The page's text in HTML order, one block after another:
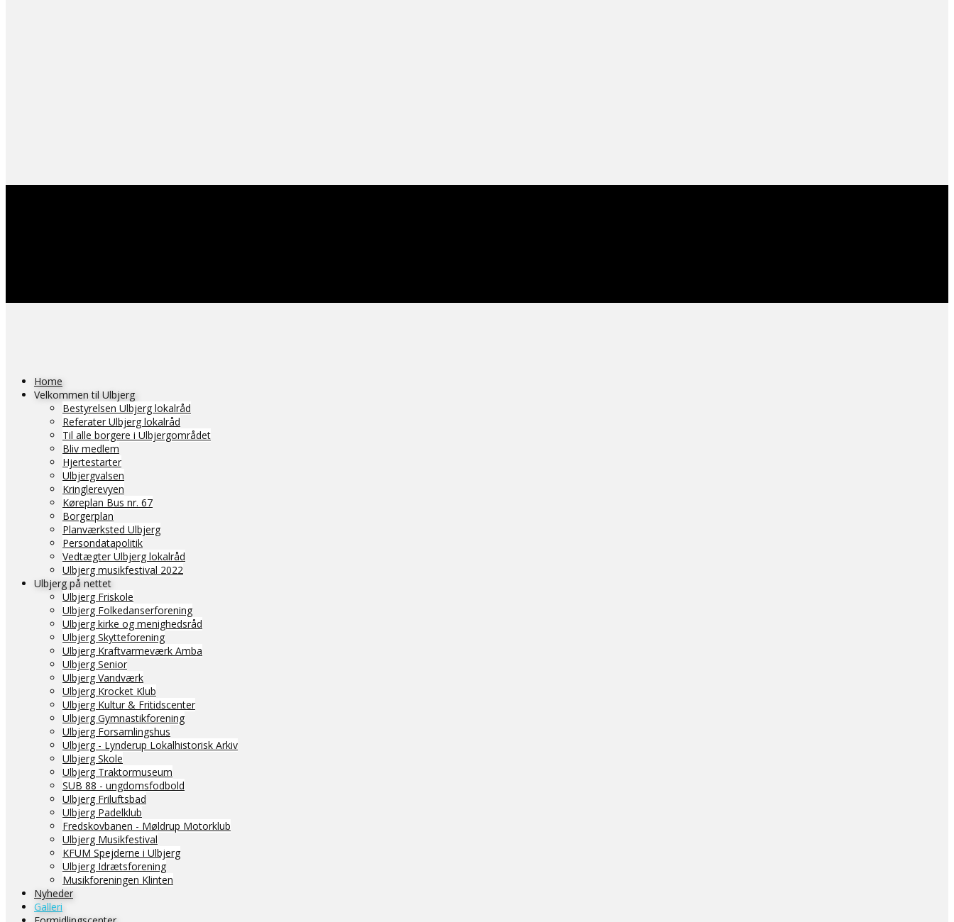
Home
Velkommen til Ulbjerg
Bestyrelsen Ulbjerg lokalråd
Referater Ulbjerg lokalråd
Til alle borgere i Ulbjergområdet
Bliv medlem
Hjertestarter
Ulbjergvalsen
Kringlerevyen
Køreplan Bus nr. 67
Borgerplan
Planværksted Ulbjerg
Persondatapolitik
Vedtægter Ulbjerg lokalråd
Ulbjerg musikfestival 2022
Ulbjerg på nettet
Ulbjerg Friskole
Ulbjerg Folkedanserforening
Ulbjerg kirke og menighedsråd
Ulbjerg Skytteforening
Ulbjerg Kraftvarmeværk Amba
Ulbjerg Senior
Ulbjerg Vandværk
Ulbjerg Krocket Klub
Ulbjerg Kultur & Fritidscenter
Ulbjerg Gymnastikforening
Ulbjerg Forsamlingshus
Ulbjerg - Lynderup Lokalhistorisk Arkiv
Ulbjerg Skole
Ulbjerg Traktormuseum
SUB 88 - ungdomsfodbold
Ulbjerg Friluftsbad
Ulbjerg Padelklub
Fredskovbanen - Møldrup Motorklub
Ulbjerg Musikfestival
KFUM Spejderne i Ulbjerg
Ulbjerg Idrætsforening
Musikforeningen Klinten
Nyheder
Galleri